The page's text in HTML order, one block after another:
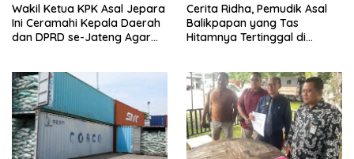
Wakil Ketua KPK Asal Jepara
Ini Ceramahi Kepala Daerah
dan DPRD se-Jateng Agar
Cerita Ridha, Pemudik Asal
Balikpapan yang Tas
Hitamnya Tertinggal di